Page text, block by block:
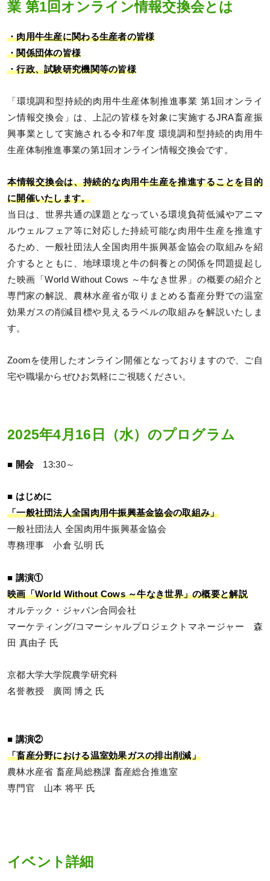
業 第1回オンライン情報交換会とは
・肉用牛生産に関わる生産者の皆様
・関係団体の皆様
・行政、試験研究機関等の皆様
「環境調和型持続的肉用牛生産体制推進事業 第1回オンライ
ン情報交換会」は、上記の皆様を対象に実施するJRA畜産振
興事業として実施される令和7年度 環境調和型持続的肉用牛
生産体制推進事業の第1回オンライン情報交換会です。
本情報交換会は、持続的な肉用牛生産を推進することを目的
に開催いたします。
当日は、世界共通の課題となっている環境負荷低減やアニマ
ルウェルフェア等に対応した持続可能な肉用牛生産を推進す
るため、一般社団法人全国肉用牛振興基金協会の取組みを紹
介するとともに、地球環境と牛の飼養との関係を問題提起し
た映画「World Without Cows ～牛なき世界」の概要の紹介と
専門家の解説、農林水産省が取りまとめる畜産分野での温室
効果ガスの削減目標や見えるラベルの取組みを解説いたしま
す。
Zoomを使用したオンライン開催となっておりますので、ご自
宅や職場からぜひお気軽にご視聴ください。
2025年4月16日（水）のプログラム
■ 開会 13:30～
■ はじめに
「一般社団法人全国肉用牛振興基金協会の取組み」
一般社団法人 全国肉用牛振興基金協会
専務理事 小倉 弘明 氏
■ 講演①
映画「World Without Cows ～牛なき世界」の概要と解説
オルテック・ジャパン合同会社
マーケティング/コマーシャルプロジェクトマネージャー 森
田 真由子 氏
京都大学大学院農学研究科
名誉教授 廣岡 博之 氏
■ 講演②
「畜産分野における温室効果ガスの排出削減」
農林水産省 畜産局総務課 畜産総合推進室
専門官 山本 将平 氏
イベント詳細